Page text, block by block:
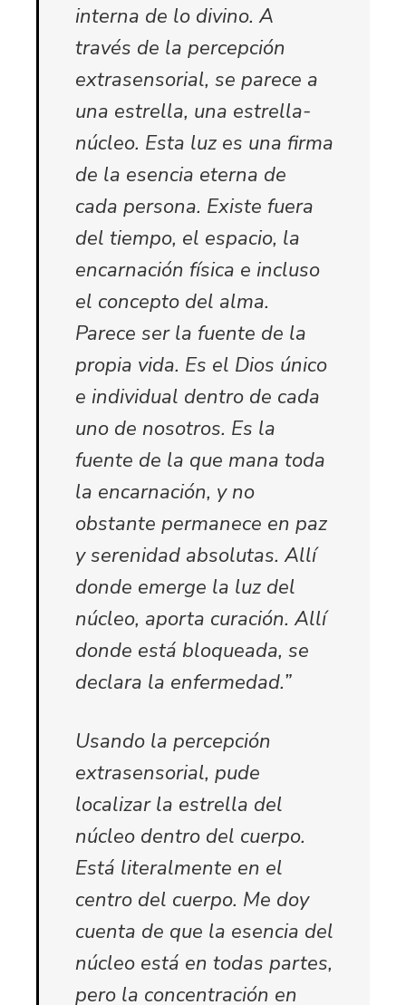
interna de lo divino. A
través de la percepción
extrasensorial, se parece a
una estrella, una estrella-
núcleo. Esta luz es una firma
de la esencia eterna de
cada persona. Existe fuera
del tiempo, el espacio, la
encarnación física e incluso
el concepto del alma.
Parece ser la fuente de la
propia vida. Es el Dios único
e individual dentro de cada
uno de nosotros. Es la
fuente de la que mana toda
la encarnación, y no
obstante permanece en paz
y serenidad absolutas. Allí
donde emerge la luz del
núcleo, aporta curación. Allí
donde está bloqueada, se
declara la enfermedad.”
Usando la percepción
extrasensorial, pude
localizar la estrella del
núcleo dentro del cuerpo.
Está literalmente en el
centro del cuerpo. Me doy
cuenta de que la esencia del
núcleo está en todas partes,
pero la concentración en